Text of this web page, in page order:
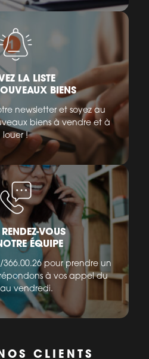
LA LISTE
BIENS
newsletter et soyez au
biens à vendre et à
louer !
RENDEZ-VOUS
ÉQUIPE
pour prendre un
à vos appel du
vendredi.
CLIENTS